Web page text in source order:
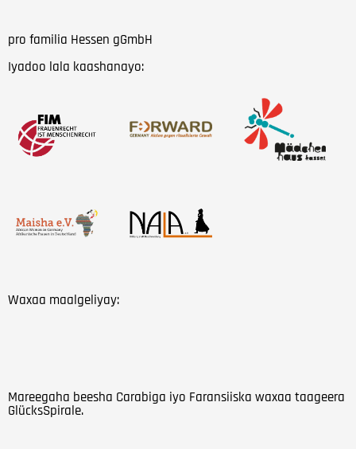
pro familia Hessen gGmbH
Iyadoo lala kaashanayo:
Waxaa maalgeliyay:
Mareegaha beesha Carabiga iyo Faransiiska waxaa taageera
GlücksSpirale.